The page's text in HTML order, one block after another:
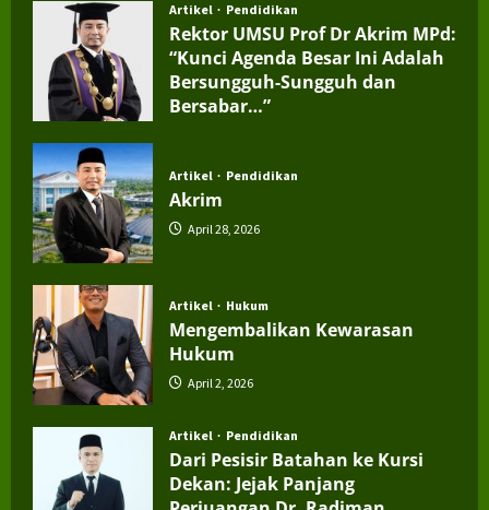
Artikel Pendidikan
Rektor UMSU Prof Dr Akrim MPd:
“Kunci Agenda Besar Ini Adalah
Bersungguh-Sungguh dan
Bersabar…”
Artikel Pendidikan
Akrim
April 28, 2026
Artikel Hukum
Mengembalikan Kewarasan
Hukum
April 2, 2026
Artikel Pendidikan
Dari Pesisir Batahan ke Kursi
Dekan: Jejak Panjang